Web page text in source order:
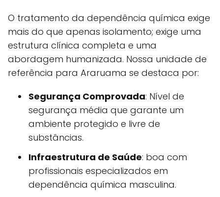
O tratamento da dependência química exige
mais do que apenas isolamento; exige uma
estrutura clínica completa e uma
abordagem humanizada. Nossa unidade de
referência para Araruama se destaca por:
Segurança Comprovada: Nível de
segurança média que garante um
ambiente protegido e livre de
substâncias.
Infraestrutura de Saúde: boa com
profissionais especializados em
dependência química masculina.